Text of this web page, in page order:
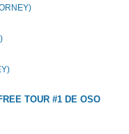
TOUR #1 DE OSO